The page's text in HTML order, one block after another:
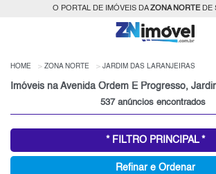
O PORTAL DE IMÓVEIS DAZONA NORTEDE
HOME ZONA NORTE JARDIM DAS LARANJEIRAS
537 anúncios encontrados
* FILTRO PRINCIPAL *
Refinar e Ordenar